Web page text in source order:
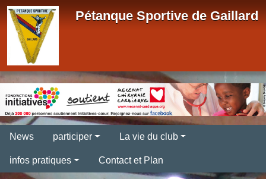
Pétanque Sportive de Gaillard
News participer La vie du club
infos pratiques Contact et Plan
Panneau de gestion des cookies